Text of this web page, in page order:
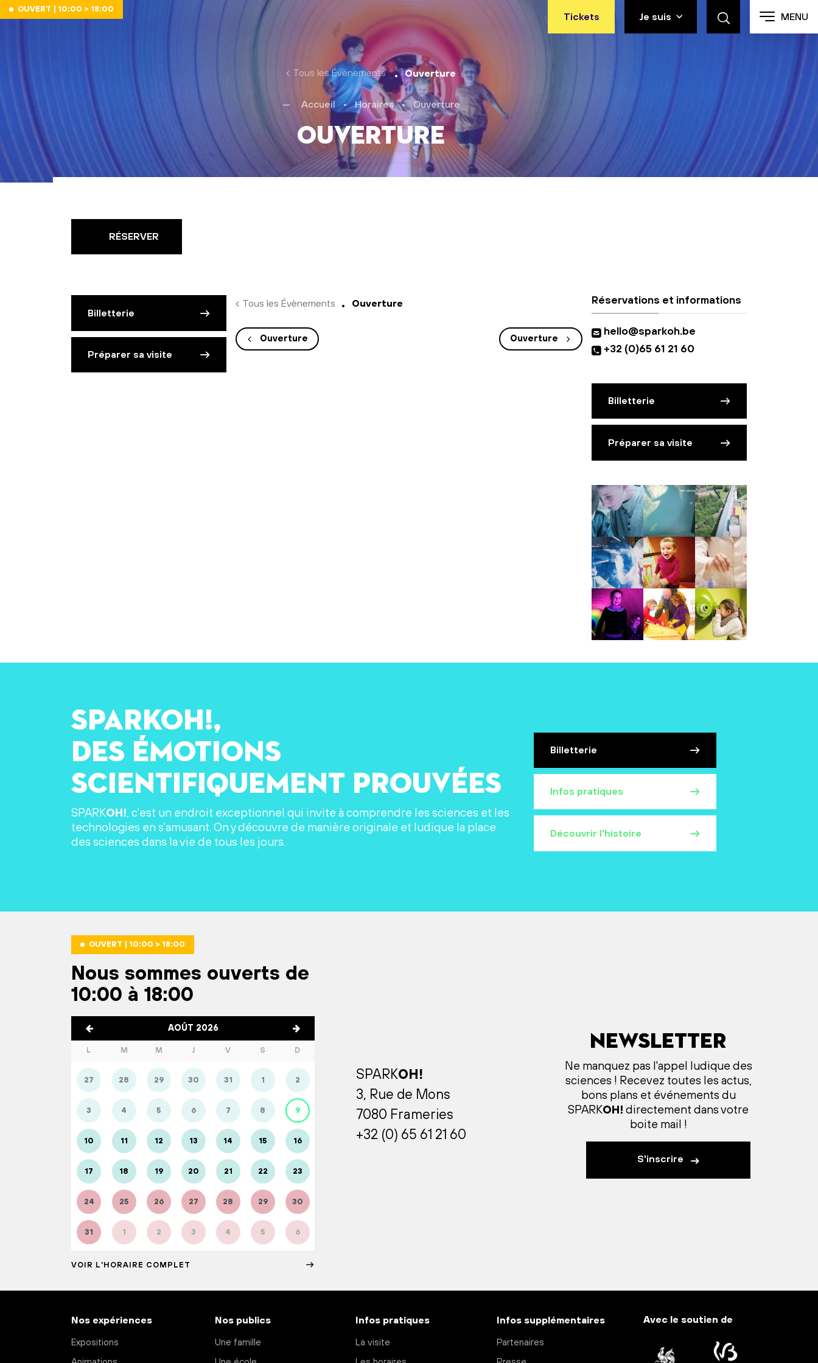
Aller au contenu
OUVERT | 10:00 > 18:00
Tickets Je suis MENU
Tous les Évènements Ouverture
Ouverture
Accueil • Horaires • Ouverture
RÉSERVER
Billetterie
Préparer sa visite
Tous les Évènements Ouverture
Ouverture Ouverture
Réservations et informations
hello@sparkoh.be
+32 (0)65 61 21 60
Billetterie
Préparer sa visite
Billetterie
Infos pratiques
Découvrir l'histoire
SPARKOH!,
des émotions
scientifiquement prouvées
SPARKOH!, c'est un endroit exceptionnel qui invite à comprendre les sciences et les
technologies en s'amusant. On y découvre de manière originale et ludique la place
des sciences dans la vie de tous les jours.
OUVERT | 10:00 > 18:00
Nous sommes ouverts de
10:00 à 18:00
AOÛT 2026
L M M J V S D
27 28 29 30 31 1 2
3 4 5 6 7 8 9
10 11 12 13 14 15 16
17 18 19 20 21 22 23
24 25 26 27 28 29 30
31 1 2 3 4 5 6
VOIR L'HORAIRE COMPLET
SPARKOH!
3, Rue de Mons
7080 Frameries
+32 (0) 65 61 21 60
Newsletter
Ne manquez pas l'appel ludique des
sciences ! Recevez toutes les actus,
bons plans et événements du
SPARKOH! directement dans votre
boite mail !
S'inscrire
Nos expériences
Expositions
Nos publics
Une famille
Infos pratiques
La visite
Infos supplémentaires
Partenaires
Avec le soutien de